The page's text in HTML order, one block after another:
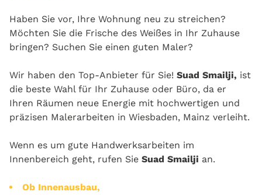
Haben Sie vor, Ihre Wohnung neu zu streichen?
Möchten Sie die Frische des Weißes in Ihr Zuhause
bringen? Suchen Sie einen guten Maler?
Wir haben den Top-Anbieter für Sie! Suad Smailji, ist
die beste Wahl für Ihr Zuhause oder Büro, da er
Ihren Räumen neue Energie mit hochwertigen und
präzisen Malerarbeiten in Wiesbaden, Mainz verleiht.
Wenn es um gute Handwerksarbeiten im
Innenbereich geht, rufen Sie Suad Smailji an.
Ob Innenausbau,